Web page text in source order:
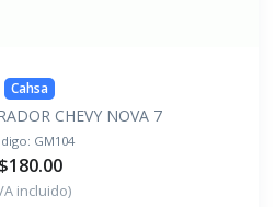
Cahsa
CHEVY NOVA 7
GM104
$180.00
incluido)